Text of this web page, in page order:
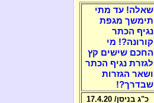
שאלה! עד מתי
תימשך מגפת
נגיף הכתר
קורונה?! מי
החכם שישים קץ
לגזרת נגיף הכתר
ושאר הגזרות
שבדרך?!
כ"ג בניסן/ 17.4.20